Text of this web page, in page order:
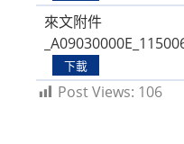
來文附件
下載
Post Views: 106